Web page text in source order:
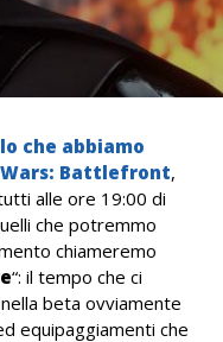
che abbiamo
Battlefront,
alle ore 19:00 di
che potremmo
chiameremo
“: il tempo che ci
beta ovviamente
equipaggiamenti che